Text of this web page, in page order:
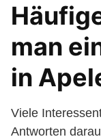
man
in
Viele
Antworten